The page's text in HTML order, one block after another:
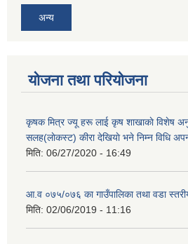
अन्य
योजना तथा परियोजना
कृषक मित्र ज्यू हरू लाई कृष शाखाकाे विशेष
सलह(लाेकस्ट) कीरा देखियाे भने निम्न विधि
मिति: 06/27/2020 - 16:49
आ‍.व ०७५/०७६ का गाउँपालिका तथा वडा
मिति: 02/06/2019 - 11:16